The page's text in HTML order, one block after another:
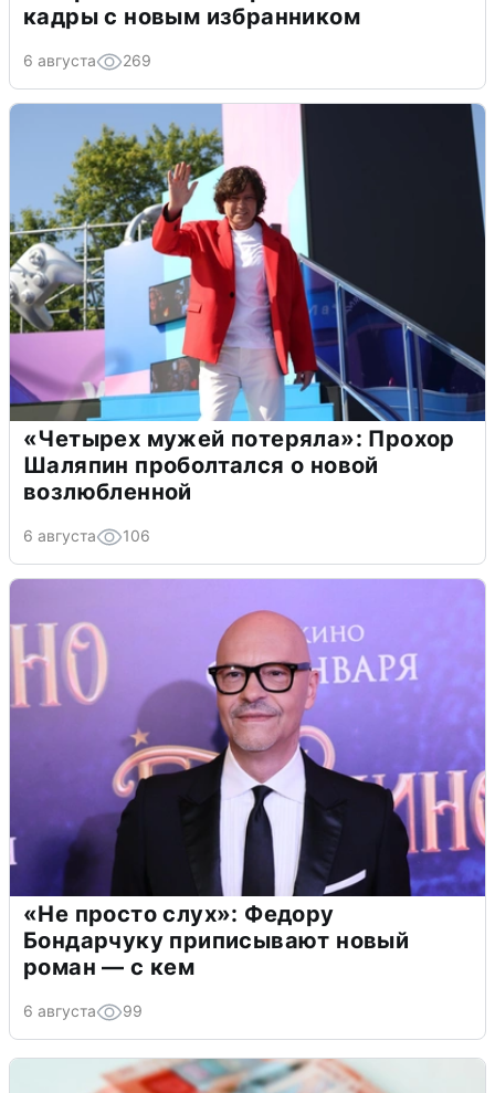
кадры с новым избранником
6 августа 269
«Четырех мужей потеряла»: Прохор
Шаляпин проболтался о новой
возлюбленной
6 августа 106
«Не просто слух»: Федору
Бондарчуку приписывают новый
роман — с кем
6 августа 99